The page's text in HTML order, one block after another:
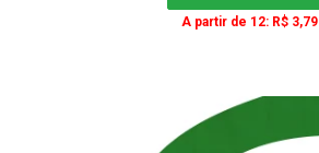
A partir de 12: R$ 3,79